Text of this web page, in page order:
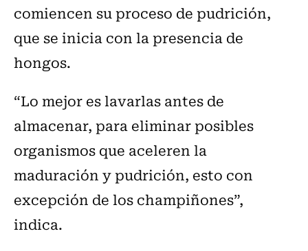
comiencen su proceso de pudrición,
que se inicia con la presencia de
hongos.
“Lo mejor es lavarlas antes de
almacenar, para eliminar posibles
organismos que aceleren la
maduración y pudrición, esto con
excepción de los champiñones”,
indica.